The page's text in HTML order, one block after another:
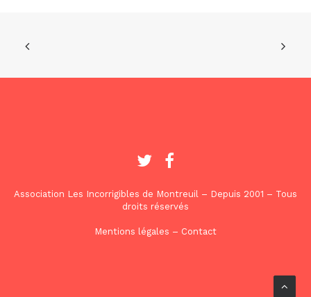
Association Les Incorrigibles de Montreuil – Depuis 2001 – Tous
droits réservés
Mentions légales – Contact